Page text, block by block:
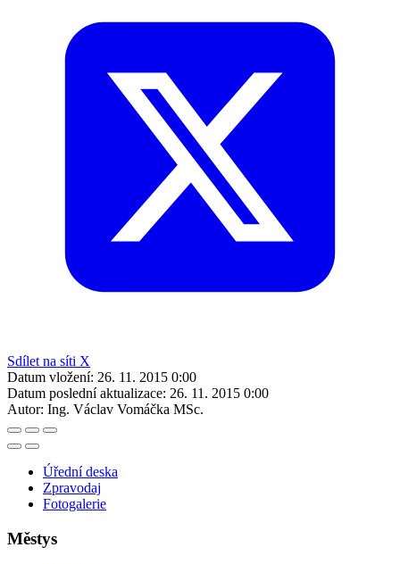
Sdílet na síti X
Datum vložení: 26. 11. 2015 0:00
Datum poslední aktualizace: 26. 11. 2015 0:00
Autor: Ing. Václav Vomáčka MSc.
Úřední deska
Zpravodaj
Fotogalerie
Městys